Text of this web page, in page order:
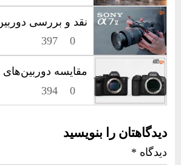
0
397
0
394
دیدگاهتان را بنویسید
دیدگاه *